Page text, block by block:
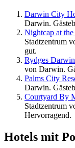
Darwin City
Darwin.
Nightcap at the
Stadtzentrum
gut.
Rydges
von Darwin.
Palms City
Darwin.
Courtyard By
Stadtzentrum
Hervorragend.
Hotels mit